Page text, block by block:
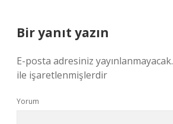
Bir yanıt yazın
E-posta adresiniz yayınlanmayacak.
ile işaretlenmişlerdir
Yorum